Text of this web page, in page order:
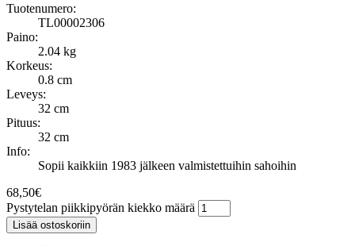
Tuotenumero:
TL00002306
Paino:
2.04 kg
Korkeus:
0.8 cm
Leveys:
32 cm
Pituus:
32 cm
Info:
Sopii kaikkiin 1983 jälkeen valmistettuihin sahoihin
68,50€
Pystytelan piikkipyörän kiekko määrä
Lisää ostoskoriin